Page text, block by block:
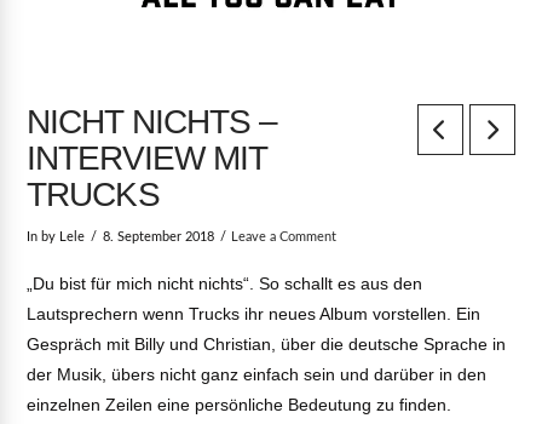
NICHT NICHTS –
INTERVIEW MIT
TRUCKS
In by Lele 8. September 2018 Leave a Comment
„Du bist für mich nicht nichts“. So schallt es aus den
Lautsprechern wenn Trucks ihr neues Album vorstellen. Ein
Gespräch mit Billy und Christian, über die deutsche Sprache in
der Musik, übers nicht ganz einfach sein und darüber in den
einzelnen Zeilen eine persönliche Bedeutung zu finden.